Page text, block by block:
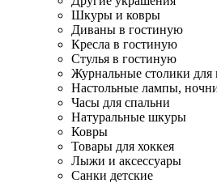
Шкуры и ковры
Диваны в гостиную
Кресла в гостиную
Стулья в гостиную
Журнальные столики для
Настольные лампы,
Часы для спальни
Натуральные шкуры
Ковры
Товары для хоккея
Лыжи и аксессуары
Санки детские